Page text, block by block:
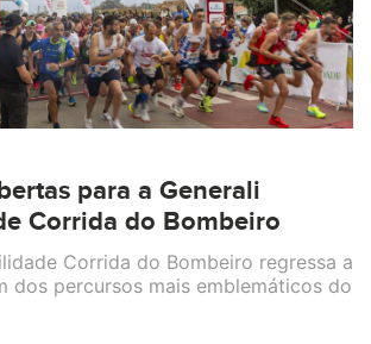
para a Generali
Corrida do Bombeiro
Corrida do Bombeiro regressa a
dos percursos mais emblemáticos do